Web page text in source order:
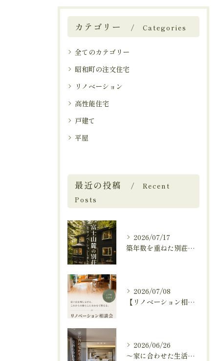
カテゴリー Categories
全てのカテゴリー
昭和町の注文住宅
リノベーション
高性能住宅
戸建て
平屋
最近の投稿
Recent
Posts
2026/07/17
築年数を重ねた別荘を、これからも快適に暮らせる住まいへ。
2026/07/08
【リノベーション相談会開催中🚩】
2026/06/26
～家に合わせた生活から、生活に合わせた便利な暮らしへ～